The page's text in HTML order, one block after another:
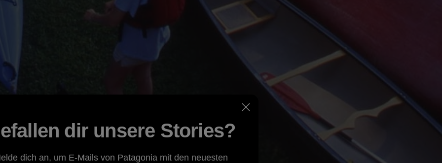
dir unsere Stories?
dich an, um E-Mails von Patagonia mit den neuesten